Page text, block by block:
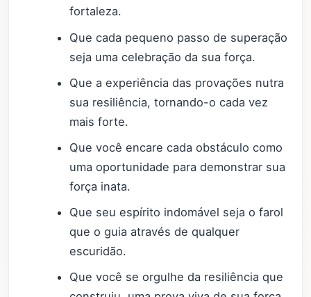
fortaleza.
Que cada pequeno passo de superação
seja uma celebração da sua força.
Que a experiência das provações nutra
sua resiliência, tornando-o cada vez
mais forte.
Que você encare cada obstáculo como
uma oportunidade para demonstrar sua
força inata.
Que seu espírito indomável seja o farol
que o guia através de qualquer
escuridão.
Que você se orgulhe da resiliência que